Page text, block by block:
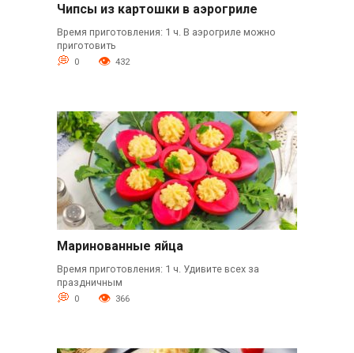
Чипсы из картошки в аэрогриле
Время приготовления: 1 ч. В аэрогриле можно
приготовить
0 432
Маринованные яйца
Время приготовления: 1 ч. Удивите всех за
праздничным
0 366